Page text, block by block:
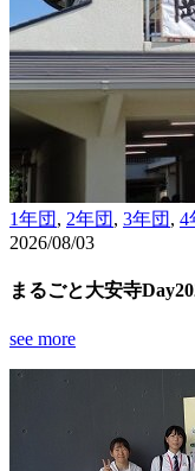
1年団 , 2年団 , 3年団 , 4
2026/08/03
まるごと大安寺
see more